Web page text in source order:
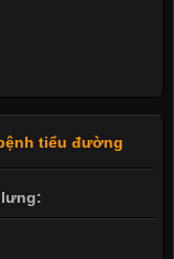
tiểu đường